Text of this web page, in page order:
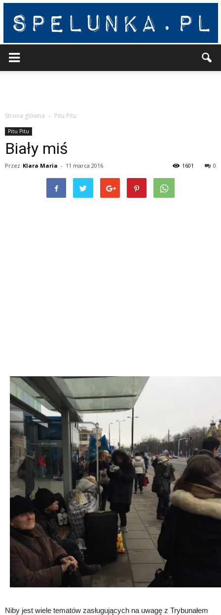
Strona główna Pitu Pitu
Pitu Pitu
Biały miś
Przez Klara Maria - 11 marca 2016 0
1601
Niby jest wiele tematów zasługujących na uwagę z Trybunałem